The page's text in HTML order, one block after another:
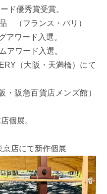
ド優秀賞受賞。
（フランス・パリ）
ワード入選。
アワード入選。
（大阪・天満橋）にて
・阪急百貨店メンズ館）
個展。
店にて新作個展